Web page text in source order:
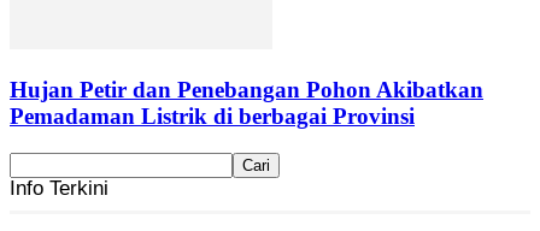
Hujan Petir dan Penebangan Pohon Akibatkan
Pemadaman Listrik di berbagai Provinsi
Info Terkini